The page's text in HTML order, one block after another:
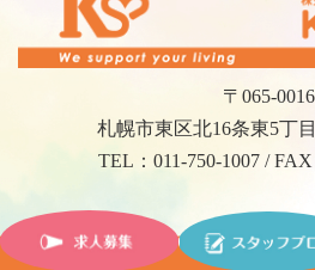
〒065-0016
札幌市東区北16条東5丁
TEL：011-750-1007 /
©2017 KS Service